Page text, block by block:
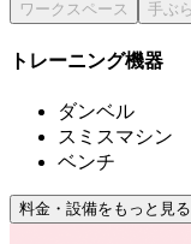
トレーニング機器
ダンベル
スミスマシン
ベンチ
料金・設備をもっと見る